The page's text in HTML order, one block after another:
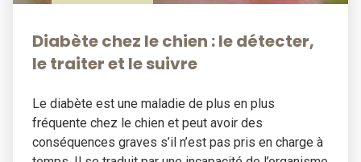
Diabète chez le chien : le détecter,
le traiter et le suivre
Le diabète est une maladie de plus en plus
fréquente chez le chien et peut avoir des
conséquences graves s’il n’est pas pris en charge à